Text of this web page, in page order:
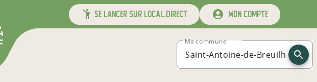
se lancer sur local.direct mon compte
Ma commune